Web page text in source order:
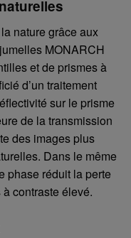
nature grâce aux
MONARCH
et de prismes à
d’un traitement
sur le prisme
de la transmission
des images plus
Dans le même
phase réduit la perte
contraste élevé.